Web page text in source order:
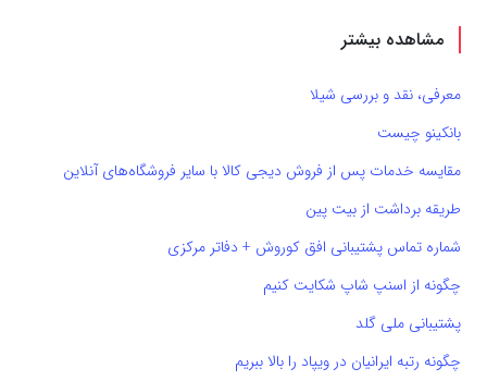
مشاهده بیشتر
معرفی، نقد و بررسی شیلا
بانکینو چیست
مقایسه خدمات پس از فروش دیجی کالا با سایر فروشگاه‌های آنلاین
طریقه برداشت از بیت پین
شماره تماس پشتیبانی افق کوروش + دفاتر مرکزی
چگونه از اسنپ شاپ شکایت کنیم
پشتیبانی ملی گلد
چگونه رتبه ایرانیان در ویپاد را بالا ببریم